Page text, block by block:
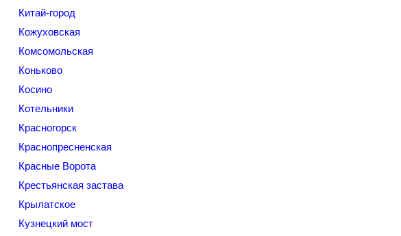
Китай-город
Кожуховская
Комсомольская
Коньково
Косино
Котельники
Красногорск
Краснопресненская
Красные Ворота
Крестьянская застава
Крылатское
Кузнецкий мост